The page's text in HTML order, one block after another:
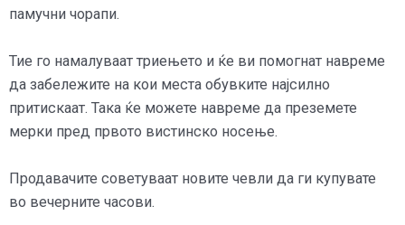
памучни чорапи.
Тие го намалуваат триењето и ќе ви помогнат навреме
да забележите на кои места обувките најсилно
притискаат. Така ќе можете навреме да преземете
мерки пред првото вистинско носење.
Продавачите советуваат новите чевли да ги купувате
во вечерните часови.